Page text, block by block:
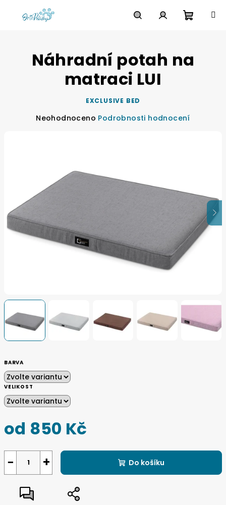
košík
BARVA
VELIKOST
od 850 Kč
+
− Do košíku
Náhradní potah na
matraci LUI
EXCLUSIVE BED
Průměrné
hvězdiček.
Neohodnoceno Podrobnosti hodnocení